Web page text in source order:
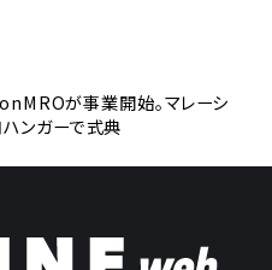
が事業開始。マレーシ
ンガーで式典